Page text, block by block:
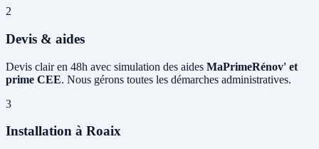
2
Devis & aides
Devis clair en 48h avec simulation des aides MaPrimeRénov' et
prime CEE. Nous gérons toutes les démarches administratives.
3
Installation à Roaix